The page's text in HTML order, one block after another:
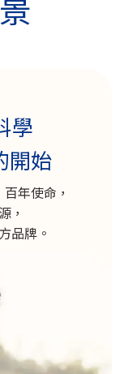
學
開始
年使命，
，
品牌。